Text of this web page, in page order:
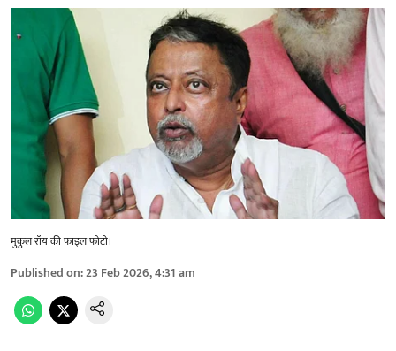
मुकुल रॉय की फाइल फोटो।
Published on:23 Feb 2026, 4:31 am